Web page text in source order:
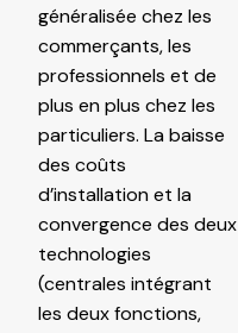
généralisée chez les
commerçants, les
professionnels et de
plus en plus chez les
particuliers. La baisse
des coûts
d’installation et la
convergence des deux
technologies
(centrales intégrant
les deux fonctions,